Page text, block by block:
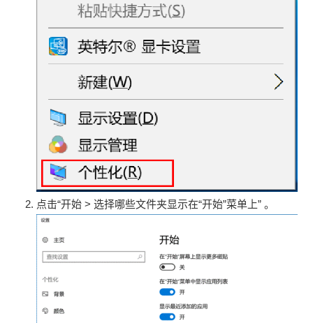
点击“开始 > 选择哪些文件夹显示在“开始”菜单上” 。